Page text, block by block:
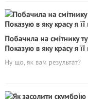
Побачила на смітнику
Показую в яку красу я
Ну що, як вам результат?